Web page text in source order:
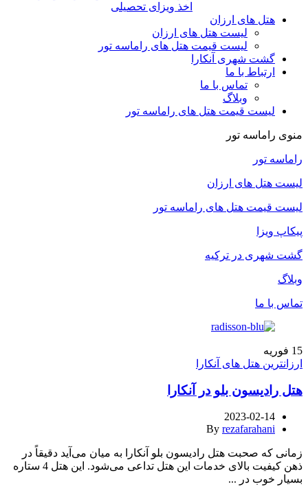
اخذ ویزای تحصیلی
هتل های ارزان
لیست هتل های ارزان
لیست قیمت هتل های راماسه تور
گشت شهری آنکارا
ارتباط با ما
تماس با ما
وبلاگ
لیست قیمت هتل های راماسه تور
منوی راماسه تور
راماسه تور
لیست هتل های ارزان
لیست قیمت هتل های راماسه تور
پیکاپ ویزا
گشت شهری در ترکیه
وبلاگ
تماس با ما
15 فوریه
ارزانترین هتل های آنکارا
هتل رادیسون بلو در آنکارا
2023-02-14
By rezafarahani
زمانی که صحبت هتل رادیسون بلو آنکارا به میان می‌آید دقیقاً در
ذهن کیفیت بالای خدمات این هتل تداعی می‌شود. این هتل 4 ستاره
بسیار خوب در ...